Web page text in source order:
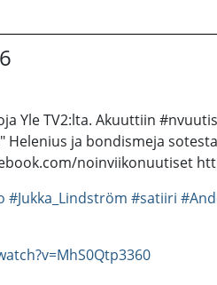
Yle TV2:lta. Akuuttiin
Helenius ja bondismeja
noinviikonuutiset
#Jukka_Lindström #satiiri